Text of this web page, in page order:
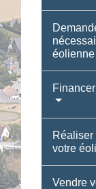
votre
Vendre